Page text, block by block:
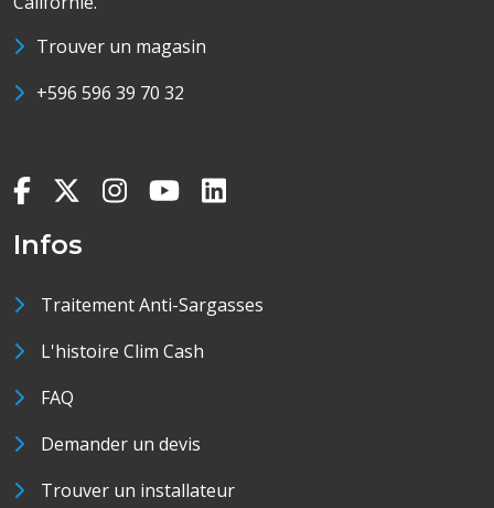
Trouver un magasin
+596 596 39 70 32
Infos
Traitement Anti-Sargasses
L'histoire Clim Cash
FAQ
Demander un devis
Trouver un installateur